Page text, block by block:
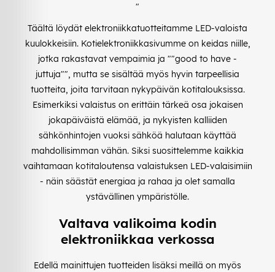
"
Täältä löydät elektroniikkatuotteitamme LED-valoista
kuulokkeisiin. Kotielektroniikkasivumme on keidas niille,
jotka rakastavat vempaimia ja ""good to have -
juttuja"", mutta se sisältää myös hyvin tarpeellisia
tuotteita, joita tarvitaan nykypäivän kotitalouksissa.
Esimerkiksi valaistus on erittäin tärkeä osa jokaisen
jokapäiväistä elämää, ja nykyisten kalliiden
sähkönhintojen vuoksi sähköä halutaan käyttää
mahdollisimman vähän. Siksi suosittelemme kaikkia
vaihtamaan kotitaloutensa valaistuksen LED-valaisimiin
- näin säästät energiaa ja rahaa ja olet samalla
ystävällinen ympäristölle.
Valtava valikoima kodin
elektroniikkaa verkossa
Edellä mainittujen tuotteiden lisäksi meillä on myös